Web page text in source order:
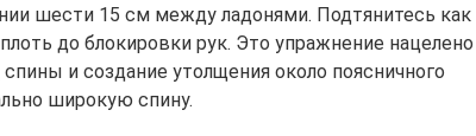
шести 15 см между ладонями. Подтянитесь как
до блокировки рук. Это упражнение нацелено
и создание утолщения около поясничного
широкую спину.